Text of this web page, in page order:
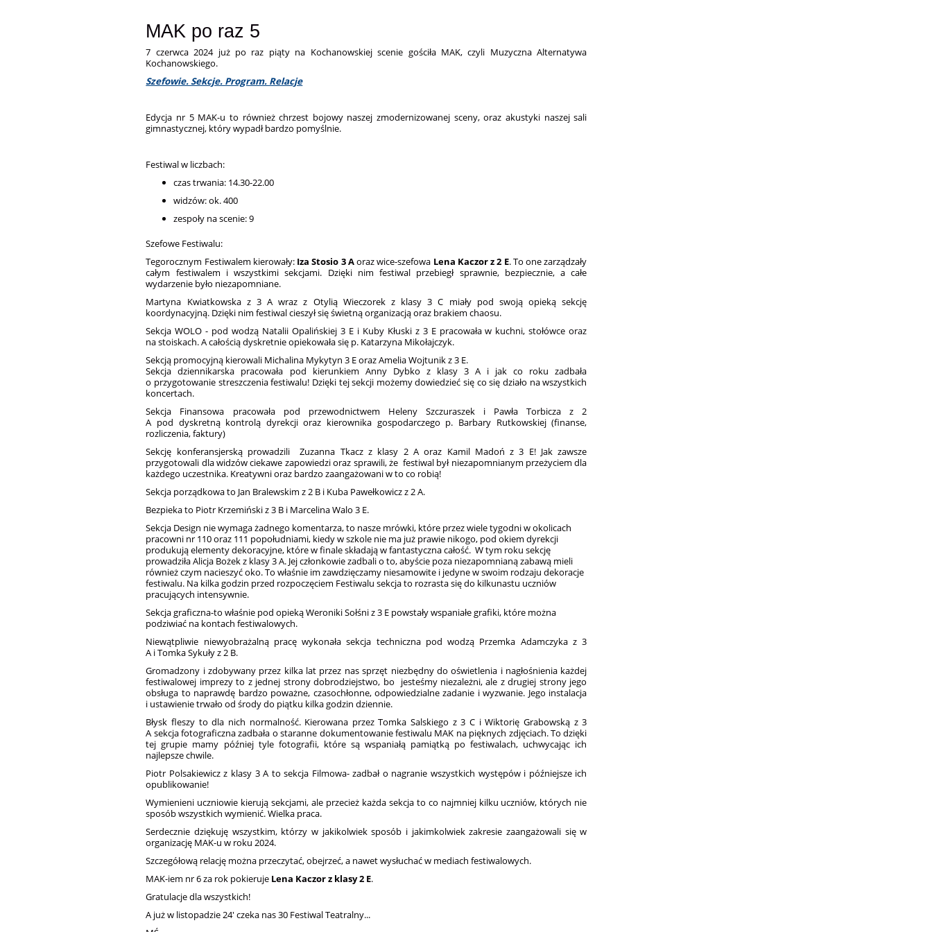
MAK po raz 5
7 czerwca 2024 już po raz piąty na Kochanowskiej scenie gościła MAK, czyli Muzyczna Alternatywa
Kochanowskiego.
Szefowie. Sekcje. Program. Relacje
Edycja nr 5 MAK-u to również chrzest bojowy naszej zmodernizowanej sceny, oraz akustyki naszej sali
gimnastycznej, który wypadł bardzo pomyślnie.
Festiwal w liczbach:
czas trwania: 14.30-22.00
widzów: ok. 400
zespoły na scenie: 9
Szefowe Festiwalu:
Tegorocznym Festiwalem kierowały: Iza Stosio 3 Aoraz wice-szefowa Lena Kaczor z 2 E. To one zarządzały
całym festiwalem i wszystkimi sekcjami. Dzięki nim festiwal przebiegł sprawnie, bezpiecznie, a całe
wydarzenie było niezapomniane.
Martyna Kwiatkowska z 3 A wraz z Otylią Wieczorek z klasy 3 C miały pod swoją opieką sekcję
koordynacyjną. Dzięki nim festiwal cieszył się świetną organizacją oraz brakiem chaosu.
Sekcja WOLO - pod wodzą Natalii Opalińskiej 3 E i Kuby Kłuski z 3 E pracowała w kuchni, stołówce oraz
na stoiskach. A całością dyskretnie opiekowała się p. Katarzyna Mikołajczyk.
Sekcją promocyjną kierowali Michalina Mykytyn 3 E oraz Amelia Wojtunik z 3 E.
Sekcja dziennikarska pracowała pod kierunkiem Anny Dybko z klasy 3 A i jak co roku zadbała
o przygotowanie streszczenia festiwalu! Dzięki tej sekcji możemy dowiedzieć się co się działo na wszystkich
koncertach.
Sekcja Finansowa pracowała pod przewodnictwem Heleny Szczuraszek i Pawła Torbicza z 2
A pod dyskretną kontrolą dyrekcji oraz kierownika gospodarczego p. Barbary Rutkowskiej (finanse,
rozliczenia, faktury)
Sekcję konferansjerską prowadzili Zuzanna Tkacz z klasy 2 A oraz Kamil Madoń z 3 E! Jak zawsze
przygotowali dla widzów ciekawe zapowiedzi oraz sprawili, że festiwal był niezapomnianym przeżyciem dla
każdego uczestnika. Kreatywni oraz bardzo zaangażowani w to co robią!
Sekcja porządkowa to Jan Bralewskim z 2 B i Kuba Pawełkowicz z 2 A.
Bezpieka to Piotr Krzemiński z 3 B i Marcelina Walo 3 E.
Sekcja Design nie wymaga żadnego komentarza, to nasze mrówki, które przez wiele tygodni w okolicach
pracowni nr 110 oraz 111 popołudniami, kiedy w szkole nie ma już prawie nikogo, pod okiem dyrekcji
produkują elementy dekoracyjne, które w finale składają w fantastyczna całość. W tym roku sekcję
prowadziła Alicja Bożek z klasy 3 A. Jej członkowie zadbali o to, abyście poza niezapomnianą zabawą mieli
również czym nacieszyć oko. To właśnie im zawdzięczamy niesamowite i jedyne w swoim rodzaju dekoracje
festiwalu. Na kilka godzin przed rozpoczęciem Festiwalu sekcja to rozrasta się do kilkunastu uczniów
pracujących intensywnie.
Sekcja graficzna-to właśnie pod opieką Weroniki Sołśni z 3 E powstały wspaniałe grafiki, które można
podziwiać na kontach festiwalowych.
Niewątpliwie niewyobrażalną pracę wykonała sekcja techniczna pod wodzą Przemka Adamczyka z 3
A i Tomka Sykuły z 2 B.
Gromadzony i zdobywany przez kilka lat przez nas sprzęt niezbędny do oświetlenia i nagłośnienia każdej
festiwalowej imprezy to z jednej strony dobrodziejstwo, bo jesteśmy niezależni, ale z drugiej strony jego
obsługa to naprawdę bardzo poważne, czasochłonne, odpowiedzialne zadanie i wyzwanie. Jego instalacja
i ustawienie trwało od środy do piątku kilka godzin dziennie.
Błysk fleszy to dla nich normalność. Kierowana przez Tomka Salskiego z 3 C i Wiktorię Grabowską z 3
A sekcja fotograficzna zadbała o staranne dokumentowanie festiwalu MAK na pięknych zdjęciach. To dzięki
tej grupie mamy później tyle fotografii, które są wspaniałą pamiątką po festiwalach, uchwycając ich
najlepsze chwile.
Piotr Polsakiewicz z klasy 3 A to sekcja Filmowa- zadbał o nagranie wszystkich występów i późniejsze ich
opublikowanie!
Wymienieni uczniowie kierują sekcjami, ale przecież każda sekcja to co najmniej kilku uczniów, których nie
sposób wszystkich wymienić. Wielka praca.
Serdecznie dziękuję wszystkim, którzy w jakikolwiek sposób i jakimkolwiek zakresie zaangażowali się w
organizację MAK-u w roku 2024.
Szczegółową relację można przeczytać, obejrzeć, a nawet wysłuchać w mediach festiwalowych.
MAK-iem nr 6 za rok pokieruje Lena Kaczor z klasy 2 E.
Gratulacje dla wszystkich!
A już w listopadzie 24' czeka nas 30 Festiwal Teatralny...